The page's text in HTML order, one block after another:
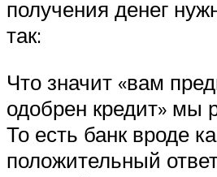
получения денег
так:
Что значит «вам
одобрен кредит» мы
То есть банк вроде
положительный